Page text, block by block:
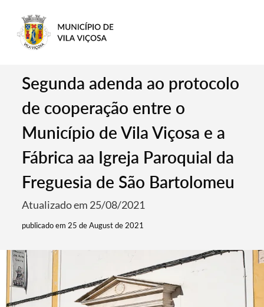
Segunda adenda ao protocolo
de cooperação entre o
Município de Vila Viçosa e a
Fábrica aa Igreja Paroquial da
Freguesia de São Bartolomeu
Atualizado em 25/08/2021
publicado em 25 de August de 2021